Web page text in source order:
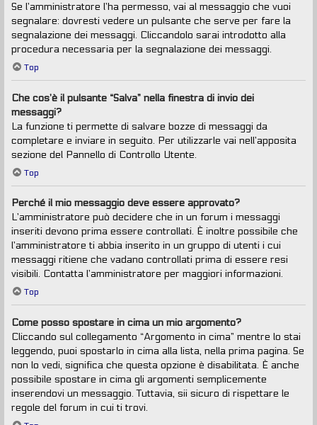
Se l’amministratore l’ha permesso, vai al messaggio che vuoi
segnalare: dovresti vedere un pulsante che serve per fare la
segnalazione dei messaggi. Cliccandolo sarai introdotto alla
procedura necessaria per la segnalazione dei messaggi.
Top
Che cos’è il pulsante “Salva” nella finestra di invio dei
messaggi?
La funzione ti permette di salvare bozze di messaggi da
completare e inviare in seguito. Per utilizzarle vai nell’apposita
sezione del Pannello di Controllo Utente.
Top
Perché il mio messaggio deve essere approvato?
L’amministratore può decidere che in un forum i messaggi
inseriti devono prima essere controllati. È inoltre possibile che
l’amministratore ti abbia inserito in un gruppo di utenti i cui
messaggi ritiene che vadano controllati prima di essere resi
visibili. Contatta l’amministratore per maggiori informazioni.
Top
Come posso spostare in cima un mio argomento?
Cliccando sul collegamento “Argomento in cima” mentre lo stai
leggendo, puoi spostarlo in cima alla lista, nella prima pagina. Se
non lo vedi, significa che questa opzione è disabilitata. È anche
possibile spostare in cima gli argomenti semplicemente
inserendovi un messaggio. Tuttavia, sii sicuro di rispettare le
regole del forum in cui ti trovi.